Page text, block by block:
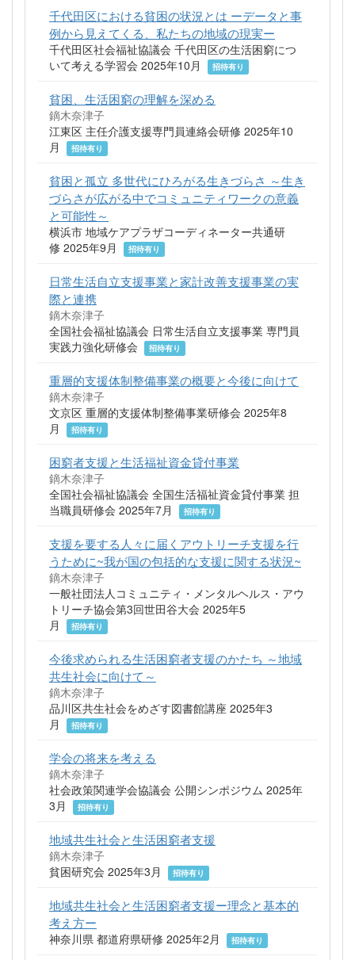
千代田区における貧困の状況とは ーデータと事
例から見えてくる、私たちの地域の現実ー
千代田区社会福祉協議会 千代田区の生活困窮につ
いて考える学習会 2025年10月
招待有り
貧困、生活困窮の理解を深める
鏑木奈津子
江東区 主任介護支援専門員連絡会研修 2025年10
月
招待有り
貧困と孤立 多世代にひろがる生きづらさ ～生き
づらさが広がる中でコミュニティワークの意義
と可能性～
横浜市 地域ケアプラザコーディネーター共通研
修 2025年9月
招待有り
日常生活自立支援事業と家計改善支援事業の実
際と連携
鏑木奈津子
全国社会福祉協議会 日常生活自立支援事業 専門員
実践力強化研修会
招待有り
重層的支援体制整備事業の概要と今後に向けて
鏑木奈津子
文京区 重層的支援体制整備事業研修会 2025年8
月
招待有り
困窮者支援と生活福祉資金貸付事業
鏑木奈津子
全国社会福祉協議会 全国生活福祉資金貸付事業 担
当職員研修会 2025年7月
招待有り
支援を要する人々に届くアウトリーチ支援を行
うために~我が国の包括的な支援に関する状況~
鏑木奈津子
一般社団法人コミュニティ・メンタルヘルス・アウ
トリーチ協会第3回世田谷大会 2025年5
月
招待有り
今後求められる生活困窮者支援のかたち ～地域
共生社会に向けて～
鏑木奈津子
品川区共生社会をめざす図書館講座 2025年3
月
招待有り
学会の将来を考える
鏑木奈津子
社会政策関連学会協議会 公開シンポジウム 2025年
3月
招待有り
地域共生社会と生活困窮者支援
鏑木奈津子
貧困研究会 2025年3月
招待有り
地域共生社会と生活困窮者支援ー理念と基本的
考え方ー
神奈川県 都道府県研修 2025年2月 招待有り